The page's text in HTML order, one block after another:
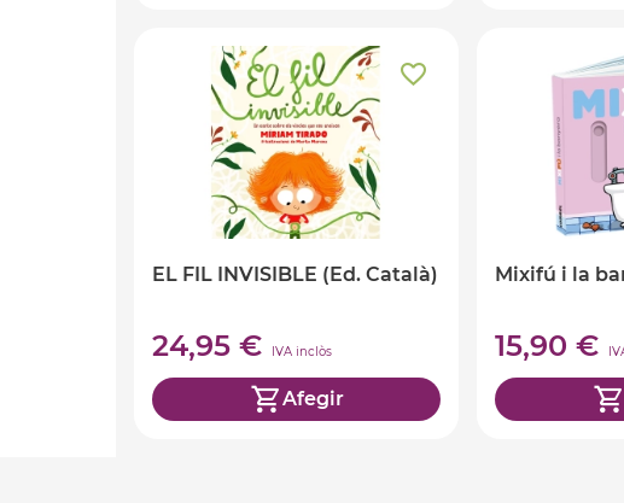
EL FIL INVISIBLE (Ed. Català)
24,95 € IVA inclòs
Afegir
Mixifú i la
15,90 €